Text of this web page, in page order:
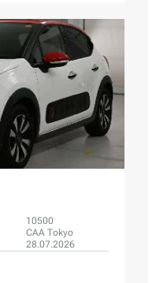
10500
CAA Tokyo
28.07.2026